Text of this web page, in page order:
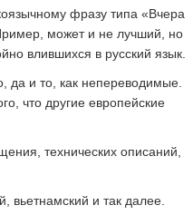
фразу типа «Вчера
может и не лучший, но
влившихся в русский язык.
да и то, как непереводимые.
что другие европейские
технических описаний,
вьетнамский и так далее.